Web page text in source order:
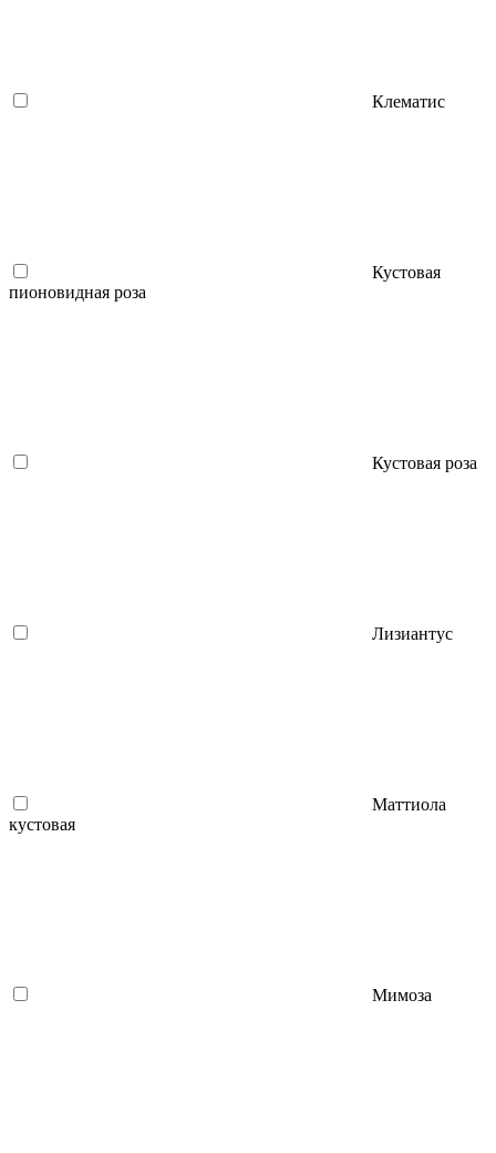
Клематис
Кустовая
пионовидная роза
Кустовая роза
Лизиантус
Маттиола
кустовая
Мимоза